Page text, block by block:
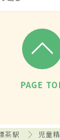
PAGE
茶駅 児童